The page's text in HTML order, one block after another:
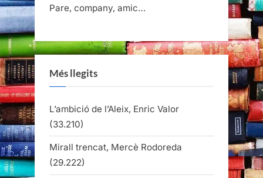
Pare, company, amic…
Més llegits
L’ambició de l’Aleix, Enric Valor
(33.210)
Mirall trencat, Mercè Rodoreda
(29.222)